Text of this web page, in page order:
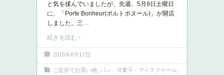
と気を揉んでいましたが、先週、5月9日土曜日
に、「Porte Bonheur(ポルトボヌール)」が開店
しました。三…
続きを読む ›
2015年8月17日
ご近所でお買い物 パン・洋菓子・アイスクリーム